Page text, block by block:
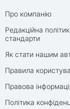
Про компанію
Редакційна
стандарти
Як стати нашим
Правила
Правова
Політика